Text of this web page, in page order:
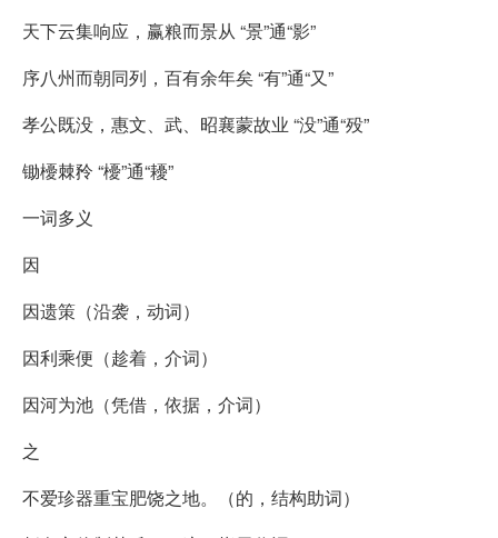
天下云集响应，赢粮而景从 “景”通“影”
序八州而朝同列，百有余年矣 “有”通“又”
孝公既没，惠文、武、昭襄蒙故业 “没”通“殁”
锄櫌棘矝 “櫌”通“耰”
一词多义
因
因遗策（沿袭，动词）
因利乘便（趁着，介词）
因河为池（凭借，依据，介词）
之
不爱珍器重宝肥饶之地。（的，结构助词）